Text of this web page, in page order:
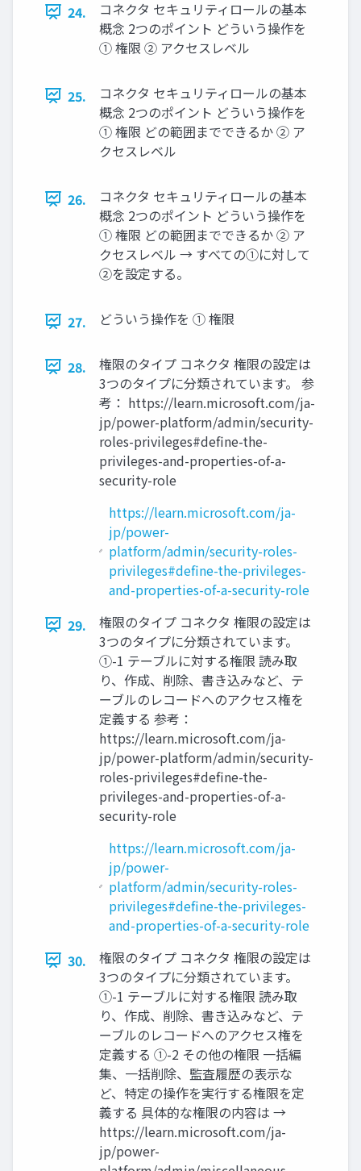
24.
コネクタ セキュリティロールの基本
概念 2つのポイント どういう操作を
① 権限 ② アクセスレベル
25.
コネクタ セキュリティロールの基本
概念 2つのポイント どういう操作を
① 権限 どの範囲までできるか ② ア
クセスレベル
26.
コネクタ セキュリティロールの基本
概念 2つのポイント どういう操作を
① 権限 どの範囲までできるか ② ア
クセスレベル → すべての①に対して
②を設定する。
27. どういう操作を ① 権限
28.
権限のタイプ コネクタ 権限の設定は
3つのタイプに分類されています。 参
考： https://learn.microsoft.com/ja-
jp/power-platform/admin/security-
roles-privileges#define-the-
privileges-and-properties-of-a-
security-role
https://learn.microsoft.com/ja-
jp/power-
platform/admin/security-roles-
privileges#define-the-privileges-
and-properties-of-a-security-role
29.
権限のタイプ コネクタ 権限の設定は
3つのタイプに分類されています。
①-1 テーブルに対する権限 読み取
り、作成、削除、書き込みなど、テ
ーブルのレコードへのアクセス権を
定義する 参考：
https://learn.microsoft.com/ja-
jp/power-platform/admin/security-
roles-privileges#define-the-
privileges-and-properties-of-a-
security-role
https://learn.microsoft.com/ja-
jp/power-
platform/admin/security-roles-
privileges#define-the-privileges-
and-properties-of-a-security-role
30.
権限のタイプ コネクタ 権限の設定は
3つのタイプに分類されています。
①-1 テーブルに対する権限 読み取
り、作成、削除、書き込みなど、テ
ーブルのレコードへのアクセス権を
定義する ①-2 その他の権限 一括編
集、一括削除、監査履歴の表示な
ど、特定の操作を実行する権限を定
義する 具体的な権限の内容は →
https://learn.microsoft.com/ja-
jp/power-